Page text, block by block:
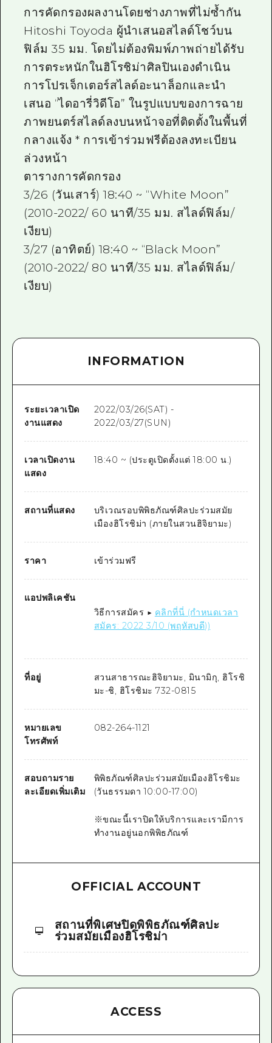
การคัดกรองผลงานโดยช่างภาพที่ไม่ซ้ำกัน
Hitoshi Toyoda ผู้นำเสนอสไลด์โชว์บน
ฟิล์ม 35 มม. โดยไม่ต้องพิมพ์ภาพถ่ายได้รับ
การตระหนักในฮิโรชิม่าศิลปินเองดำเนิน
การโปรเจ็กเตอร์สไลด์อะนาล็อกและนำ
เสนอ “ไดอารี่วิดีโอ” ในรูปแบบของการฉาย
ภาพยนตร์สไลด์ลงบนหน้าจอที่ติดตั้งในพื้นที่
กลางแจ้ง * การเข้าร่วมฟรีต้องลงทะเบียน
ล่วงหน้า
ตารางการคัดกรอง
3/26 (วันเสาร์) 18:40 ~ “White Moon”
(2010-2022/ 60 นาที/35 มม. สไลด์ฟิล์ม/
เงียบ)
3/27 (อาทิตย์) 18:40 ~ “Black Moon”
(2010-2022/ 80 นาที/35 มม. สไลด์ฟิล์ม/
เงียบ)
INFORMATION
ระยะเวลาเปิด
งานแสดง
2022/03/26(SAT) -
2022/03/27(SUN)
เวลาเปิดงาน
แสดง
18:40 ~ (ประตูเปิดตั้งแต่ 18:00 น.)
สถานที่แสดง
บริเวณรอบพิพิธภัณฑ์ศิลปะร่วมสมัย
เมืองฮิโรชิม่า (ภายในสวนฮิจิยามะ)
ราคา เข้าร่วมฟรี
แอปพลิเคชัน
วิธีการสมัคร ▶ คลิกที่นี่ (กำหนดเวลา
สมัคร: 2022 3/10 (พฤหัสบดี))
ที่อยู่
สวนสาธารณะฮิจิยามะ, มินามิกุ, ฮิโรชิ
มะ-ชิ, ฮิโรชิมะ 732-0815
หมายเลข
โทรศัพท์
082-264-1121
สอบถามราย
ละเอียดเพิ่มเติม
พิพิธภัณฑ์ศิลปะร่วมสมัยเมืองฮิโรชิมะ
(วันธรรมดา 10:00-17:00)
※ขณะนี้เราปิดให้บริการและเรามีการ
ทำงานอยู่นอกพิพิธภัณฑ์
OFFICIAL ACCOUNT
สถานที่พิเศษปิดพิพิธภัณฑ์ศิลปะ
ร่วมสมัยเมืองฮิโรชิม่า
ACCESS